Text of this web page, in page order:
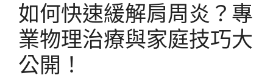
如何快速緩解肩周炎？專
業物理治療與家庭技巧大
公開！